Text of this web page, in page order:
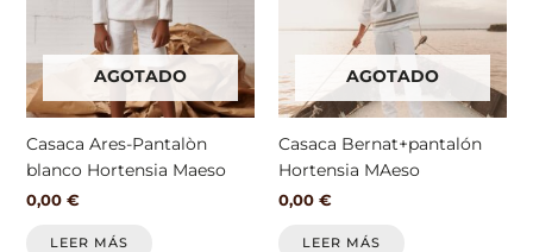
AGOTADO
Casaca Ares-Pantalòn
blanco Hortensia Maeso
0,00 €
LEER MÁS
AGOTADO
Casaca Bernat+pantalón
Hortensia MAeso
0,00 €
LEER MÁS